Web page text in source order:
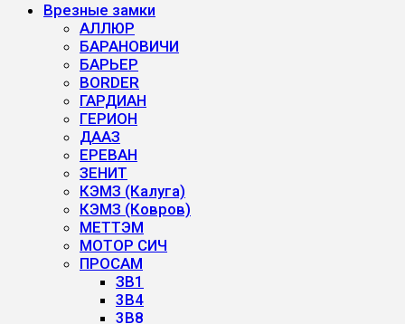
Врезные замки
АЛЛЮР
БАРАНОВИЧИ
БАРЬЕР
BORDER
ГАРДИАН
ГЕРИОН
ДААЗ
ЕРЕВАН
ЗЕНИТ
КЭМЗ (Калуга)
КЭМЗ (Ковров)
МЕТТЭМ
МОТОР СИЧ
ПРОСАМ
ЗВ1
3B4
3B8